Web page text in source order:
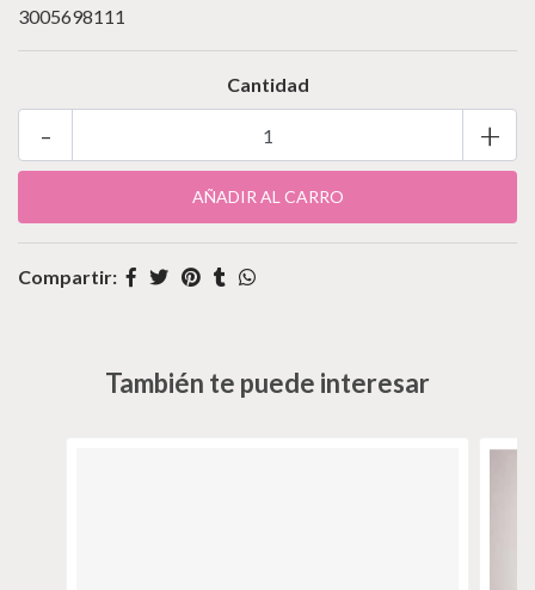
3005698111
Cantidad
+
-
Compartir:
También te puede interesar